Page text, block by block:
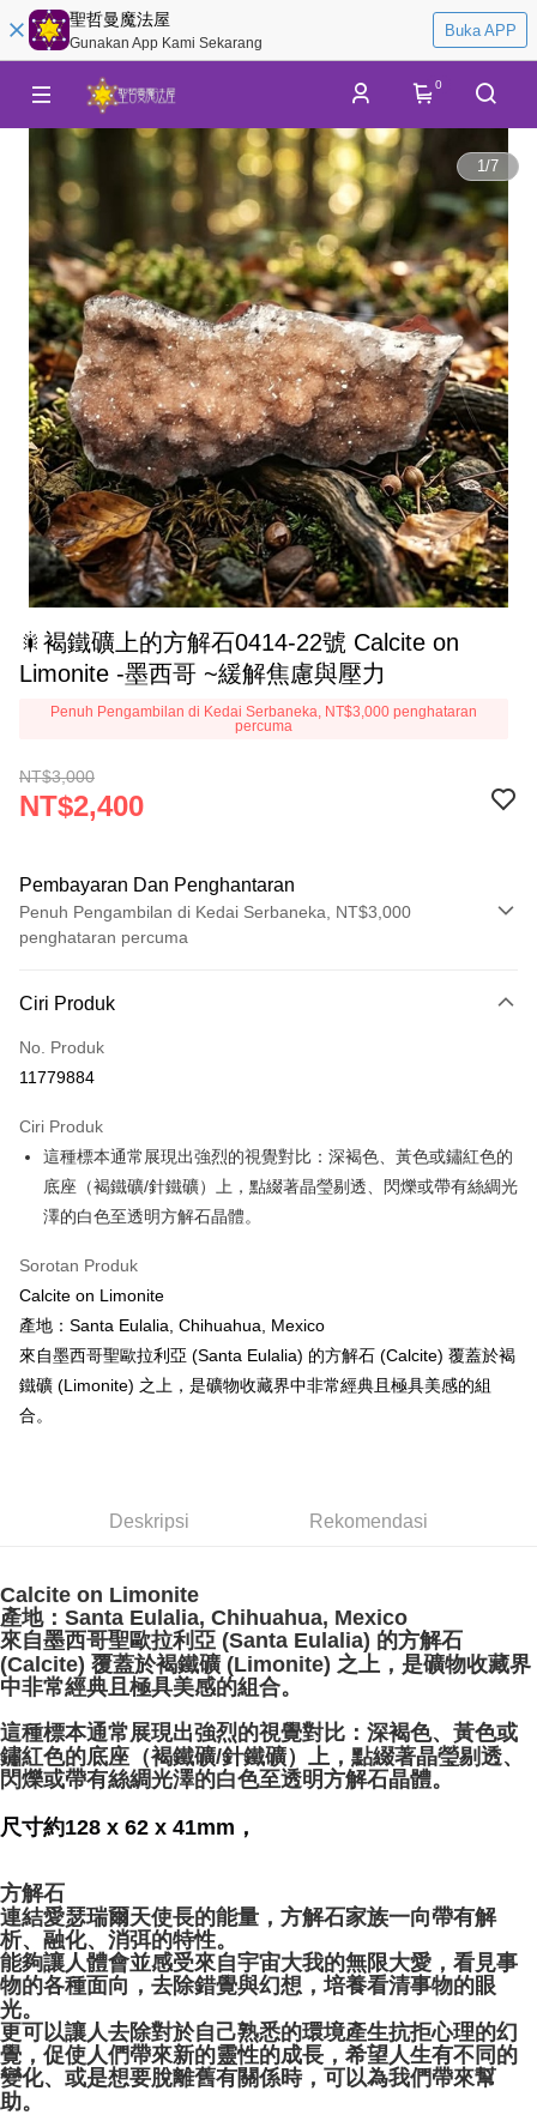
聖哲曼魔法屋
Gunakan App Kami Sekarang
Buka APP
0
1/7
🎇褐鐵礦上的方解石0414-22號 Calcite on
Limonite -墨西哥 ~緩解焦慮與壓力
Penuh Pengambilan di Kedai Serbaneka, NT$3,000 penghataran
percuma
NT$3,000
NT$2,400
Pembayaran Dan Penghantaran
Penuh Pengambilan di Kedai Serbaneka, NT$3,000
penghataran percuma
Kad Kredit (Bayaran Penuh)
Pengambilan di Kedai Serbaneka
Apple Pay
JKOPAY
Pilihan Penghantaran
NT$80/pesanan | Penghantaran percuma untuk pesanan
NT$80/pesanan | Penghantaran percuma untuk pesanan
賣家宅配幫您送（台灣）
NT$80/pesanan | Penghantaran percuma untuk pesanan
NT$3,000 atau lebih
郵局幫你送（離島）
NT$80/pesanan | Penghantaran percuma untuk pesanan
NT$3,000 atau lebih
Penghantaran percuma
Ciri Produk
No. Produk
11779884
Ciri Produk
這種標本通常展現出強烈的視覺對比：深褐色、黃色或鏽紅色的
底座（褐鐵礦/針鐵礦）上，點綴著晶瑩剔透、閃爍或帶有絲綢光
澤的白色至透明方解石晶體。
Sorotan Produk
Calcite on Limonite
產地：Santa Eulalia, Chihuahua, Mexico
來自墨西哥聖歐拉利亞 (Santa Eulalia) 的方解石 (Calcite) 覆蓋於褐
鐵礦 (Limonite) 之上，是礦物收藏界中非常經典且極具美感的組
合。
Deskripsi Rekomendasi
Calcite on Limonite
產地：Santa Eulalia, Chihuahua, Mexico
來自墨西哥聖歐拉利亞 (Santa Eulalia) 的方解石
(Calcite) 覆蓋於褐鐵礦 (Limonite) 之上，是礦物收藏界
中非常經典且極具美感的組合。
這種標本通常展現出強烈的視覺對比：深褐色、黃色或
鏽紅色的底座（褐鐵礦/針鐵礦）上，點綴著晶瑩剔透、
閃爍或帶有絲綢光澤的白色至透明方解石晶體。
尺寸約128 x 62 x 41mm，
方解石
連結愛瑟瑞爾天使長的能量，方解石家族一向帶有解
析、融化、消弭的特性。
能夠讓人體會並感受來自宇宙大我的無限大愛，看見事
物的各種面向，去除錯覺與幻想，培養看清事物的眼
光。
更可以讓人去除對於自己熟悉的環境產生抗拒心理的幻
覺，促使人們帶來新的靈性的成長，希望人生有不同的
變化、或是想要脫離舊有關係時，可以為我們帶來幫
助。